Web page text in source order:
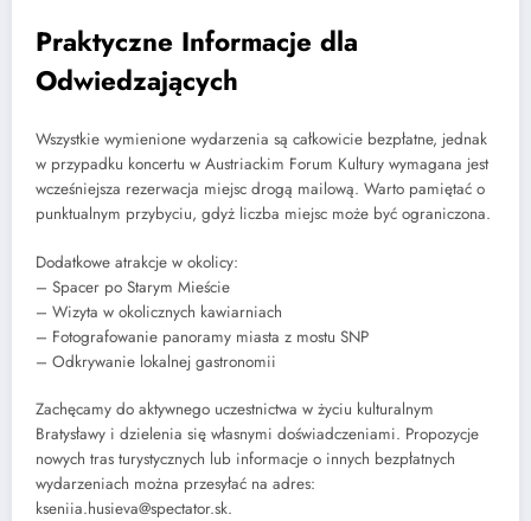
Praktyczne Informacje dla
Odwiedzających
Wszystkie wymienione wydarzenia są całkowicie bezpłatne, jednak
w przypadku koncertu w Austriackim Forum Kultury wymagana jest
wcześniejsza rezerwacja miejsc drogą mailową. Warto pamiętać o
punktualnym przybyciu, gdyż liczba miejsc może być ograniczona.
Dodatkowe atrakcje w okolicy:
– Spacer po Starym Mieście
– Wizyta w okolicznych kawiarniach
– Fotografowanie panoramy miasta z mostu SNP
– Odkrywanie lokalnej gastronomii
Zachęcamy do aktywnego uczestnictwa w życiu kulturalnym
Bratysławy i dzielenia się własnymi doświadczeniami. Propozycje
nowych tras turystycznych lub informacje o innych bezpłatnych
wydarzeniach można przesyłać na adres:
kseniia.husieva@spectator.sk.